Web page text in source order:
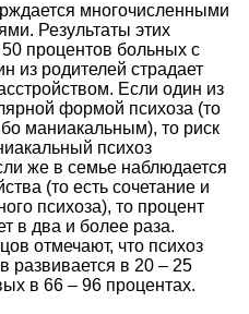
многочисленными
Результаты этих
50 процентов больных с
из родителей страдает
Если один из
формой психоза (то
маниакальным), то риск
психоз
же в семье наблюдается
(то есть сочетание и
психоза), то процент
в два и более раза.
отмечают, что психоз
развивается в 20 – 25
в 66 – 96 процентах.